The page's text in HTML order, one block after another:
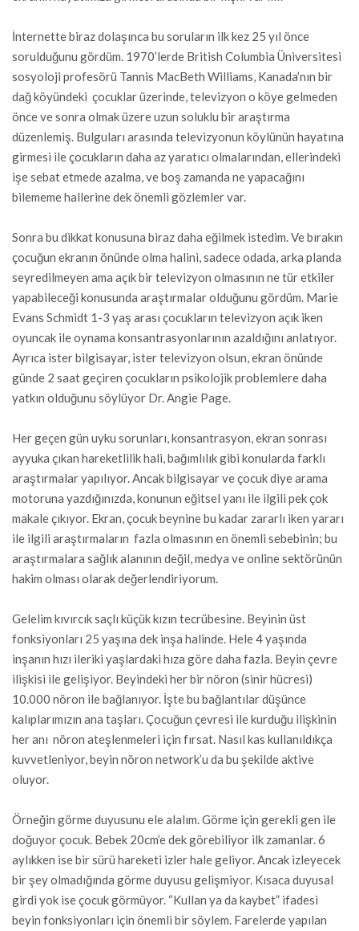
İnternette biraz dolaşınca bu soruların ilk kez 25 yıl önce
sorulduğunu gördüm. 1970’lerde British Columbia Üniversitesi
sosyoloji profesörü Tannis MacBeth Williams, Kanada’nın bir
dağ köyündeki çocuklar üzerinde, televizyon o köye gelmeden
önce ve sonra olmak üzere uzun soluklu bir araştırma
düzenlemiş. Bulguları arasında televizyonun köylünün hayatına
girmesi ile çocukların daha az yaratıcı olmalarından, ellerindeki
işe sebat etmede azalma, ve boş zamanda ne yapacağını
bilememe hallerine dek önemli gözlemler var.
Sonra bu dikkat konusuna biraz daha eğilmek istedim. Ve bırakın
çocuğun ekranın önünde olma halini, sadece odada, arka planda
seyredilmeyen ama açık bir televizyon olmasının ne tür etkiler
yapabileceği konusunda araştırmalar olduğunu gördüm. Marie
Evans Schmidt 1-3 yaş arası çocukların televizyon açık iken
oyuncak ile oynama konsantrasyonlarının azaldığını anlatıyor.
Ayrıca ister bilgisayar, ister televizyon olsun, ekran önünde
günde 2 saat geçiren çocukların psikolojik problemlere daha
yatkın olduğunu söylüyor Dr. Angie Page.
Her geçen gün uyku sorunları, konsantrasyon, ekran sonrası
ayyuka çıkan hareketlilik hali, bağımlılık gibi konularda farklı
araştırmalar yapılıyor. Ancak bilgisayar ve çocuk diye arama
motoruna yazdığınızda, konunun eğitsel yanı ile ilgili pek çok
makale çıkıyor. Ekran, çocuk beynine bu kadar zararlı iken yararı
ile ilgili araştırmaların fazla olmasının en önemli sebebinin; bu
araştırmalara sağlık alanının değil, medya ve online sektörünün
hakim olması olarak değerlendiriyorum.
Gelelim kıvırcık saçlı küçük kızın tecrübesine. Beyinin üst
fonksiyonları 25 yaşına dek inşa halinde. Hele 4 yaşında
inşanın hızı ileriki yaşlardaki hıza göre daha fazla. Beyin çevre
ilişkisi ile gelişiyor. Beyindeki her bir nöron (sinir hücresi)
10.000 nöron ile bağlanıyor. İşte bu bağlantılar düşünce
kalıplarımızın ana taşları. Çocuğun çevresi ile kurduğu ilişkinin
her anı nöron ateşlenmeleri için fırsat. Nasıl kas kullanıldıkça
kuvvetleniyor, beyin nöron network’u da bu şekilde aktive
oluyor.
Örneğin görme duyusunu ele alalım. Görme için gerekli gen ile
doğuyor çocuk. Bebek 20cm’e dek görebiliyor ilk zamanlar. 6
aylıkken ise bir sürü hareketi izler hale geliyor. Ancak izleyecek
bir şey olmadığında görme duyusu gelişmiyor. Kısaca duyusal
girdi yok ise çocuk görmüyor. “Kullan ya da kaybet” ifadesi
beyin fonksiyonları için önemli bir söylem. Farelerde yapılan